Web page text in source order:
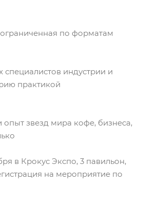
по форматам
индустрии и
практикой
звезд мира кофе, бизнеса,
в Крокус Экспо, 3 павильон,
на мероприятие по